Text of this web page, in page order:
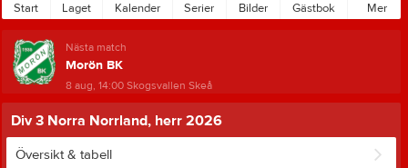
Start Laget Kalender Serier Bilder Gästbok Mer
Nästa match
Morön BK
8 aug, 14:00Skogsvallen Skeå
Div 3 Norra Norrland, herr 2026
Översikt & tabell